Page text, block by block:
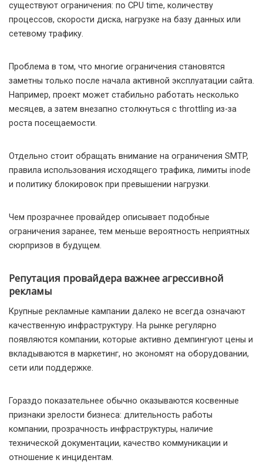
существуют ограничения: по CPU time, количеству
процессов, скорости диска, нагрузке на базу данных или
сетевому трафику.
Проблема в том, что многие ограничения становятся
заметны только после начала активной эксплуатации сайта.
Например, проект может стабильно работать несколько
месяцев, а затем внезапно столкнуться с throttling из-за
роста посещаемости.
Отдельно стоит обращать внимание на ограничения SMTP,
правила использования исходящего трафика, лимиты inode
и политику блокировок при превышении нагрузки.
Чем прозрачнее провайдер описывает подобные
ограничения заранее, тем меньше вероятность неприятных
сюрпризов в будущем.
Репутация провайдера важнее агрессивной
рекламы
Крупные рекламные кампании далеко не всегда означают
качественную инфраструктуру. На рынке регулярно
появляются компании, которые активно демпингуют цены и
вкладываются в маркетинг, но экономят на оборудовании,
сети или поддержке.
Гораздо показательнее обычно оказываются косвенные
признаки зрелости бизнеса: длительность работы
компании, прозрачность инфраструктуры, наличие
технической документации, качество коммуникации и
отношение к инцидентам.